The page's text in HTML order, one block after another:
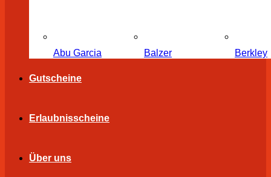
Abu Garcia Balzer Berkley
Gutscheine
Erlaubnisscheine
Über uns